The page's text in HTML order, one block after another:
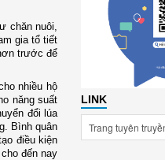
chăn nuôi,
gia tổ tiết
trước để
nhiều hộ
năng suất
đổi lúa
Bình quân
điều kiện
đến nay
LINK